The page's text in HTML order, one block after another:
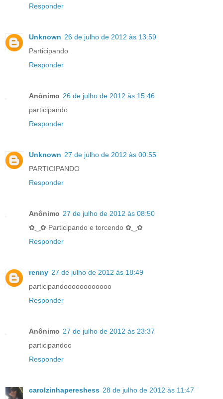
Responder
Unknown 26 de julho de 2012 às 13:59
Participando
Responder
Anônimo 26 de julho de 2012 às 15:46
participando
Responder
Unknown 27 de julho de 2012 às 00:55
PARTICIPANDO
Responder
Anônimo 27 de julho de 2012 às 08:50
✿‿✿ Participando e torcendo ✿‿✿
Responder
renny 27 de julho de 2012 às 18:49
participandoooooooooooo
Responder
Anônimo 27 de julho de 2012 às 23:37
participandoo
Responder
carolzinhapereshess 28 de julho de 2012 às 11:47